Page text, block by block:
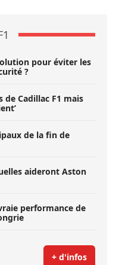
pour éviter les
?
Cadillac F1 mais
de la fin de
aideront Aston
performance de
+ d'infos